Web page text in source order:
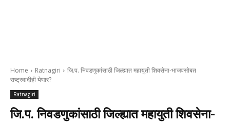
Home Ratnagiri
जि.प. निवडणुकांसाठी जिल्ह्यात महायुती शिवसेना-भाजपसोबत
राष्ट्रवादीही येणार?
Ratnagiri
जि.प. निवडणुकांसाठी जिल्ह्यात महायुती शिवसेना-